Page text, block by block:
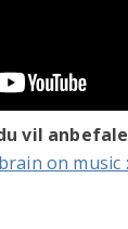
vil
on music